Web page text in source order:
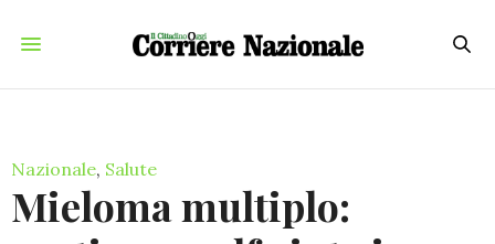
Nazionale, Salute
Mieloma multiplo: